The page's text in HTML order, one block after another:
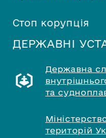
Стоп корупція
ДЕРЖАВНІ
Державна
та
територій